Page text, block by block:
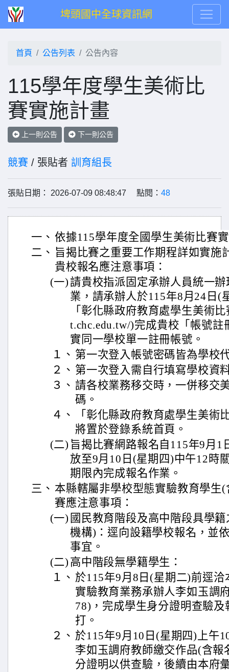
埤頭國中全球資訊網
首頁 公告列表 公告內容
115學年度學生美術比
賽實施計畫
上一則公告 下一則公告
競賽 / 張貼者 訓育組長
張貼日期： 2026-07-09 08:48:47 點閱： 48
一、 依據115學年度全國學生美術比賽
二、 旨揭比賽之重要工作期程詳如實施
貴校報名應注意事項：
(一) 請貴校指派固定承辦人員統一
業，請承辦人於115年8月24日(
「彰化縣政府教育處學生美術
t.chc.edu.tw/)完成貴校「帳號
實同一學校單一註冊帳號。
１、 第一次登入帳號密碼皆為學校
２、 第一次登入需自行填寫學校資
３、 請各校業務移交時，一併移交
碼。
４、
「彰化縣政府教育處學生美術
將置於登錄系統首頁。
(二) 旨揭比賽網路報名自115年9月1
放至9月10日(星期四)中午12時
期限內完成報名作業。
三、 本縣轄屬非學校型態實驗教育學生
賽應注意事項：
(一) 國民教育階段及高中階段具學
機構)：逕向設籍學校報名，並
事宜。
(二) 高中階段無學籍學生：
１、 於115年9月8日(星期二)前逕
實驗教育業務承辦人李如玉調
78)，完成學生身分證明查驗
打。
２、 於115年9月10日(星期四)上午
李如玉調府教師繳交作品(含
分證明以供查驗，後續由本府